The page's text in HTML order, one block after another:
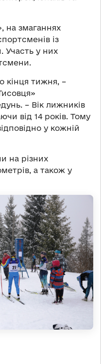
на змаганнях
із
Участь у них
кінця тижня, –
– Вік лижників
від 14 років. Тому
у кожній
на різних
а також у